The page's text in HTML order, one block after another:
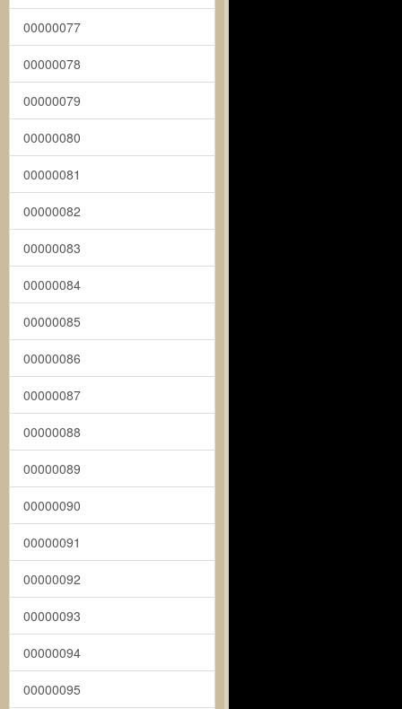
00000077
00000078
00000079
00000080
00000081
00000082
00000083
00000084
00000085
00000086
00000087
00000088
00000089
00000090
00000091
00000092
00000093
00000094
00000095